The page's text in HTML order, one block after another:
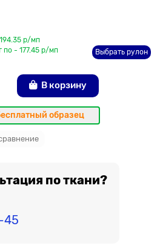
р/мп
по - 177.45 р/мп
Выбрать рулон
В корзину
образец
по ткани?
45